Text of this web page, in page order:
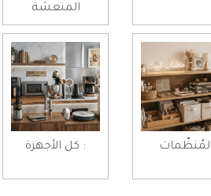
المنعشة
: كل الأجهزة